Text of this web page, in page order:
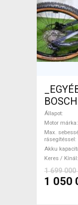
32kmh
Bike
nem
Állapot
Motor márka
Max.
rásegítéssel
Akku
Keres / Kínál
1 699 000
1 050